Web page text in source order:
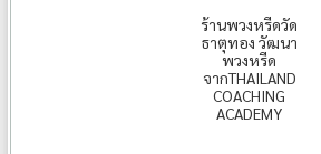
ร้านพวงหรีดวัด
ธาตุทอง วัฒนา
พวงหรีด
จากTHAILAND
COACHING
ACADEMY